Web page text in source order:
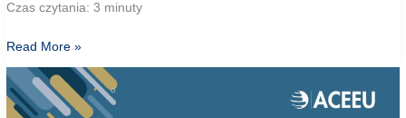
Czas czytania: 3 minuty
Studenci
GUMed
zwyciężyli
w
Read More »